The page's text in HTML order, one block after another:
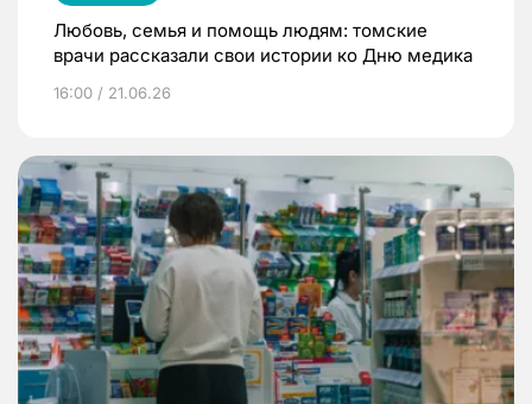
Любовь, семья и помощь людям: томские
врачи рассказали свои истории ко Дню медика
16:00 / 21.06.26